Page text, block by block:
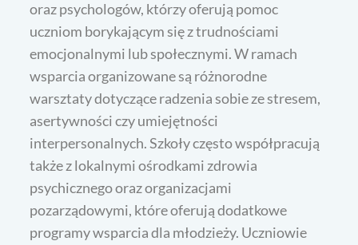
oraz psychologów, którzy oferują pomoc
uczniom borykającym się z trudnościami
emocjonalnymi lub społecznymi. W ramach
wsparcia organizowane są różnorodne
warsztaty dotyczące radzenia sobie ze stresem,
asertywności czy umiejętności
interpersonalnych. Szkoły często współpracują
także z lokalnymi ośrodkami zdrowia
psychicznego oraz organizacjami
pozarządowymi, które oferują dodatkowe
programy wsparcia dla młodzieży. Uczniowie